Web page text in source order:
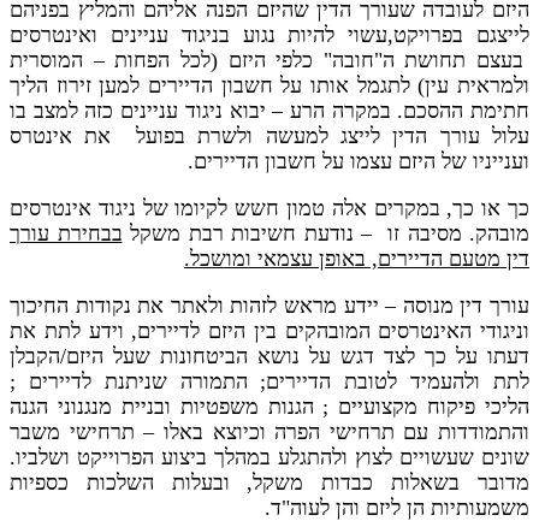
היזם לעובדה שעורך הדין שהיזם הפנה אליהם והמליץ בפניהם
לייצגם בפרויקט,עשוי להיות נגוע בניגוד עניינים ואינטרסים
בעצם תחושת ה"חובה" כלפי היזם (לכל הפחות – המוסרית
ולמראית עין) לתגמל אותו על חשבון הדיירים למען זירוז הליך
חתימת ההסכם. במקרה הרע – יבוא ניגוד עניינים כזה למצב בו
עלול עורך הדין לייצג למעשה ולשרת בפועל את אינטרס
וענייניו של היזם עצמו על חשבון הדיירים.
כך או כך, במקרים אלה טמון חשש לקיומו של ניגוד אינטרסים
מובהק. מסיבה זו – נודעת חשיבות רבת משקל בבחירת עורך
דין מטעם הדיירים, באופן עצמאי ומושכל.
עורך דין מנוסה – יידע מראש לזהות ולאתר את נקודות החיכוך
וניגודי האינטרסים המובהקים בין היזם לדיירים, וידע לתת את
דעתו על כך לצד דגש על נושא הביטחונות שעל היזם/הקבלן
לתת ולהעמיד לטובת הדיירים; התמורה שניתנת לדיירים ;
הליכי פיקוח מקצועיים ; הגנות משפטיות ובניית מנגנוני הגנה
והתמודדות עם תרחישי הפרה וכיוצא באלו – תרחישי משבר
שונים שעשויים לצוץ ולהתגלע במהלך ביצוע הפרוייקט ושלביו.
מדובר בשאלות כבדות משקל, ובעלות השלכות כספיות
משמעותיות הן ליזם והן לעוה"ד.